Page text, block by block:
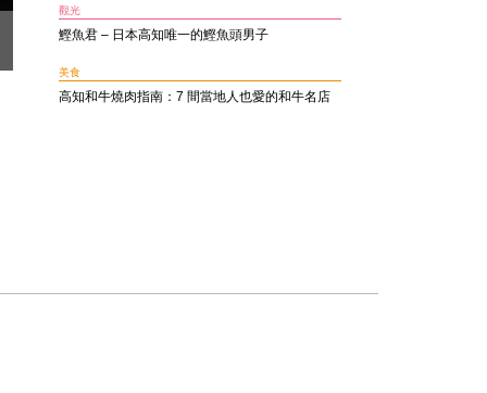
觀光
鰹魚君 – 日本高知唯一的鰹魚頭男子
美食
高知和牛燒肉指南：7 間當地人也愛的和牛名店